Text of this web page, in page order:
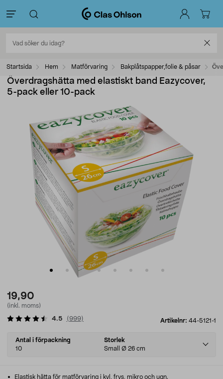
Startsida Hem Matförvaring Bakplåtspapper,folie & påsar
Överdragshätta med elastiskt band Eazycover,
5-pack eller 10-pack
19,90
(inkl. moms)
Artikelnr: 44-5121-1
4.5 (999)
Select
variant
Antal i förpackning
10
Storlek
Small Ø 26 cm
Elastisk hätta för matförvaring i kyl, frys, mikro och ugn.